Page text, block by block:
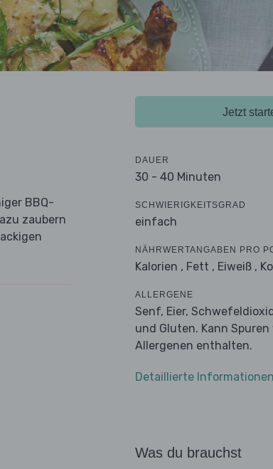
BBQ-
zaubern
Jetzt
DAUER
30 - 40 Minuten
SCHWIERIGKEITSGRAD
einfach
NÄHRWERTANGABEN PRO
Kalorien , Fett , Eiweiß ,
ALLERGENE
Senf, Eier,
und Gluten. Kann
Allergenen enthalten.
Detaillierte
Was du brauchst